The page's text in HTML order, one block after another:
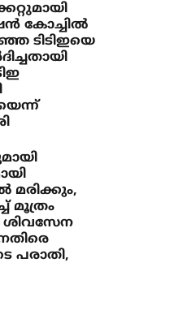
കോച്ചിൽ
ടിടിഇയെ
മൂത്രം
ശിവസേന
പരാതി,